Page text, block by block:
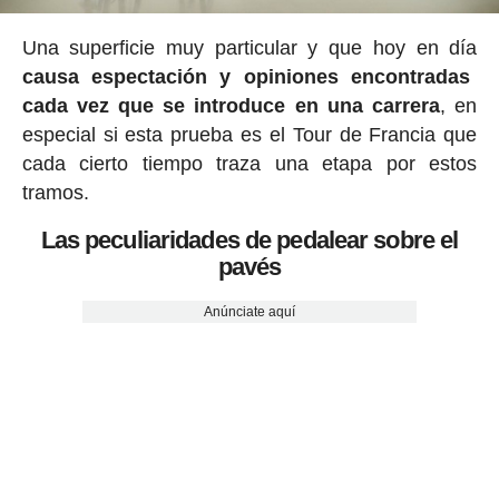
Una superficie muy particular y que hoy en día
causa espectación y opiniones encontradas
cada vez que se introduce en una carrera, en
especial si esta prueba es el Tour de Francia que
cada cierto tiempo traza una etapa por estos
tramos.
Las peculiaridades de pedalear sobre el
pavés
Anúnciate aquí